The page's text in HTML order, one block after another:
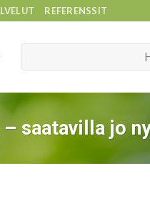
REFERENSSIT
saatavilla jo